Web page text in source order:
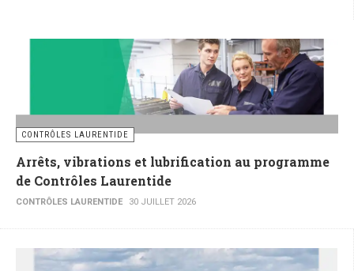
CONTRÔLES LAURENTIDE
Arrêts, vibrations et lubrification au programme
de Contrôles Laurentide
CONTRÔLES LAURENTIDE 30 JUILLET 2026